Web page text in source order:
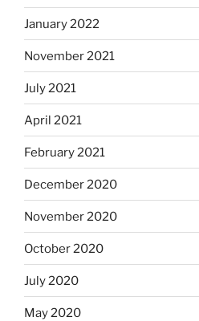
January 2022
November 2021
July 2021
April 2021
February 2021
December 2020
November 2020
October 2020
July 2020
May 2020